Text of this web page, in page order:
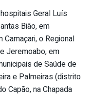
Geral Luís
Bião, em
Camaçari, o Regional
Jeremoabo, em
de Saúde de
e Palmeiras (distrito
Capão, na Chapada